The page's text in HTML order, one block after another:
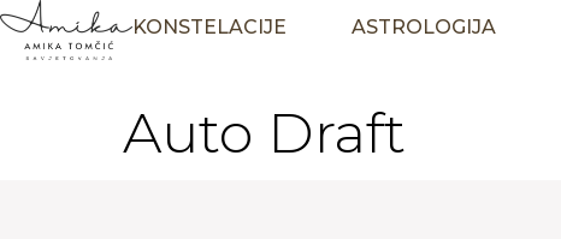
KONSTELACIJE ASTROLOGIJA
Auto Draft